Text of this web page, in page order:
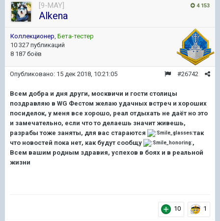
4 153
[9-MAY]
Alkena
Коллекционер Бета-тестер
10 327 публикаций
8 187 боёв
#26742
Опубликовано: 15 дек 2018, 10:21:05
Всем добра и дня други, москвичи и гости столицы
поздравляю в WG Фестом желаю удачных встреч и хороших
посиделок, у меня все хорошо, реал отдыхать не даёт но это
и замечательно, если что то делаешь значит живешь,
разрабы тоже заняты, для вас стараются
так
что новостей пока нет, как будут сообщу
,
Всем вашим родным здравия, успехов в боях и в реальной
жизни
10 1